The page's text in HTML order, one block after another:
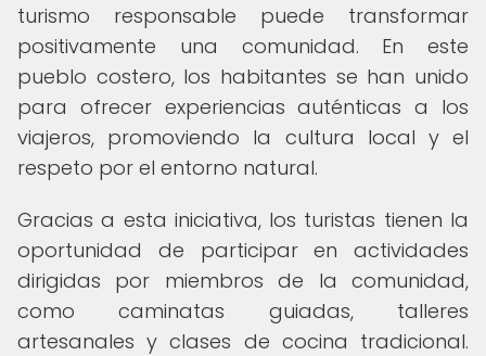
turismo responsable puede transformar
positivamente una comunidad. En este
pueblo costero, los habitantes se han unido
para ofrecer experiencias auténticas a los
viajeros, promoviendo la cultura local y el
respeto por el entorno natural.
Gracias a esta iniciativa, los turistas tienen la
oportunidad de participar en actividades
dirigidas por miembros de la comunidad,
como caminatas guiadas, talleres
artesanales y clases de cocina tradicional.